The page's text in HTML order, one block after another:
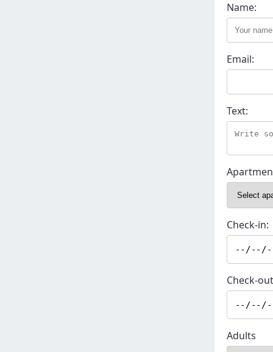
Name:
Email:
Text:
Check-in:
Check-
Adults